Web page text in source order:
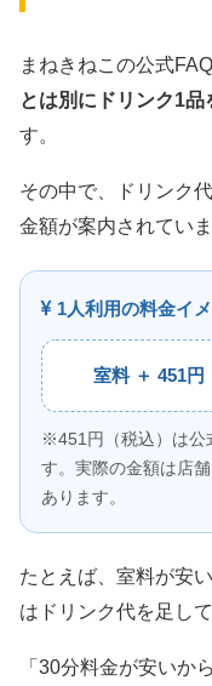
まねきねこの公式
とは別にドリンク1
す。
その中で、ドリンク
金額が案内されていま
1人利用の料金イ
室料 ＋ 451円
※451円（税込）は公
す。実際の金額は店
あります。
たとえば、室料が安
はドリンク代を足し
「30分料金が安いか